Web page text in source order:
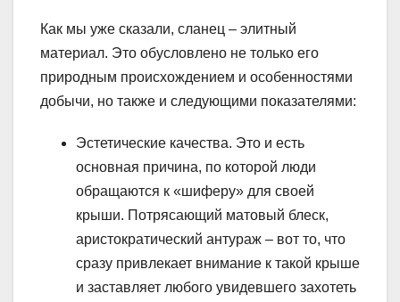
Как мы уже сказали, сланец – элитный
материал. Это обусловлено не только его
природным происхождением и особенностями
добычи, но также и следующими показателями:
Эстетические качества. Это и есть
основная причина, по которой люди
обращаются к «шиферу» для своей
крыши. Потрясающий матовый блеск,
аристократический антураж – вот то, что
сразу привлекает внимание к такой крыше
и заставляет любого увидевшего захотеть